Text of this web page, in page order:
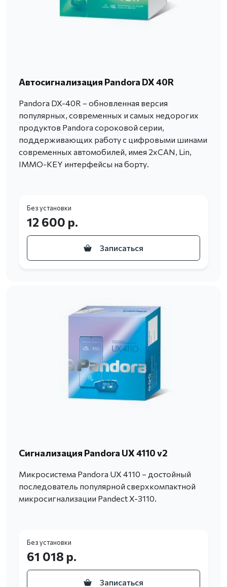
Автосигнализация Pandora DX 40R
Pandora DX-40R – обновленная версия
популярных, современных и самых недорогих
продуктов Pandora сороковой серии,
поддерживающих работу с цифровыми шинами
современных автомобилей, имея 2хCAN, Lin,
IMMO-KEY интерфейсы на борту.
Без установки
12 600 р.
Записаться
Сигнализация Pandora UX 4110 v2
Микросистема Pandora UX 4110 – достойный
последователь популярной сверхкомпактной
микросигнализации Pandect X-3110.
Без установки
61 018 р.
Записаться